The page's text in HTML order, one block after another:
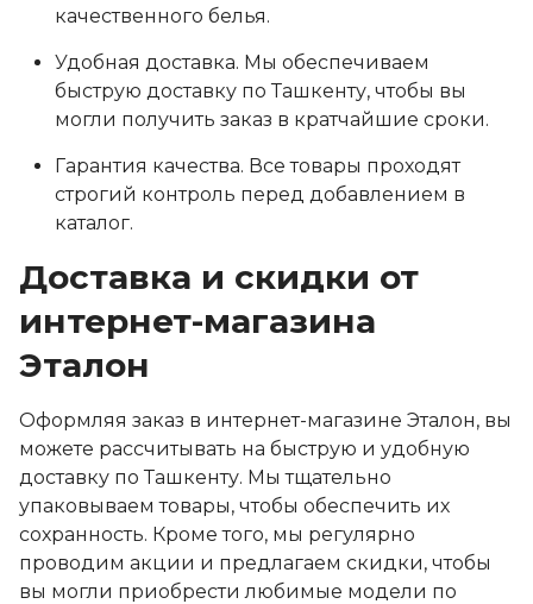
качественного белья.
Удобная доставка. Мы обеспечиваем
быструю доставку по Ташкенту, чтобы вы
могли получить заказ в кратчайшие сроки.
Гарантия качества. Все товары проходят
строгий контроль перед добавлением в
каталог.
Доставка и скидки от
интернет-магазина
Эталон
Оформляя заказ в интернет-магазине Эталон, вы
можете рассчитывать на быструю и удобную
доставку по Ташкенту. Мы тщательно
упаковываем товары, чтобы обеспечить их
сохранность. Кроме того, мы регулярно
проводим акции и предлагаем скидки, чтобы
вы могли приобрести любимые модели по